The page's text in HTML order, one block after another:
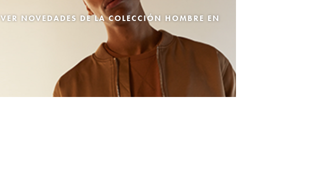
VER NOVEDADES DE LA COLECCIÓN HOMBRE EN